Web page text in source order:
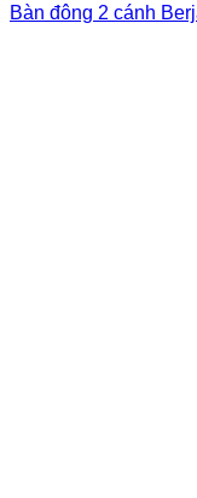
Bàn đông 2 cánh